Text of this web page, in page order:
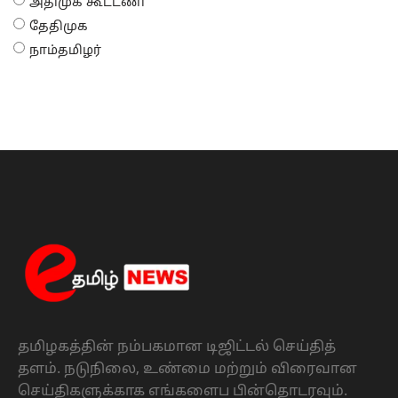
தேதிமுக
நாம்தமிழர்
தமிழகத்தின் நம்பகமான டிஜிட்டல் செய்தித்
தளம். நடுநிலை, உண்மை மற்றும் விரைவான
செய்திகளுக்காக எங்களைப பின்தொடரவும்.